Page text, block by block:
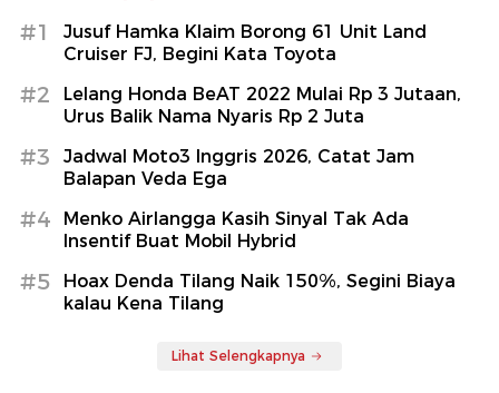
#1
Jusuf Hamka Klaim Borong 61 Unit Land
Cruiser FJ, Begini Kata Toyota
#2
Lelang Honda BeAT 2022 Mulai Rp 3 Jutaan,
Urus Balik Nama Nyaris Rp 2 Juta
#3
Jadwal Moto3 Inggris 2026, Catat Jam
Balapan Veda Ega
#4
Menko Airlangga Kasih Sinyal Tak Ada
Insentif Buat Mobil Hybrid
#5
Hoax Denda Tilang Naik 150%, Segini Biaya
kalau Kena Tilang
Lihat Selengkapnya